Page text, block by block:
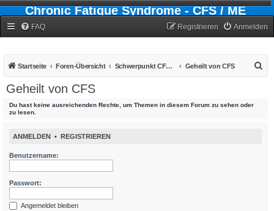
Chronic Fatigue Syndrome - CFS / ME
FAQ Anmelden
Registrieren
Startseite Foren-Übersicht Schwerpunkt CFS - Chronic-Fatigue-Syndrom Geheilt von CFS
Geheilt von CFS
Du hast keine ausreichenden Rechte, um Themen in diesem Forum zu sehen oder
zu lesen.
ANMELDEN • REGISTRIEREN
Benutzername:
Passwort:
Angemeldet bleiben